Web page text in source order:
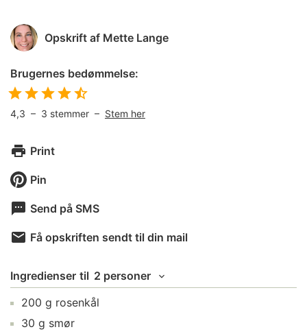
Opskrift af Mette Lange
Brugernes bedømmelse:
4,3 – 3 stemmer – Stem her
Print
Pin
Send på SMS
Få opskriften sendt til din mail
Ingredienser til 2 personer
200 g rosenkål
30 g smør